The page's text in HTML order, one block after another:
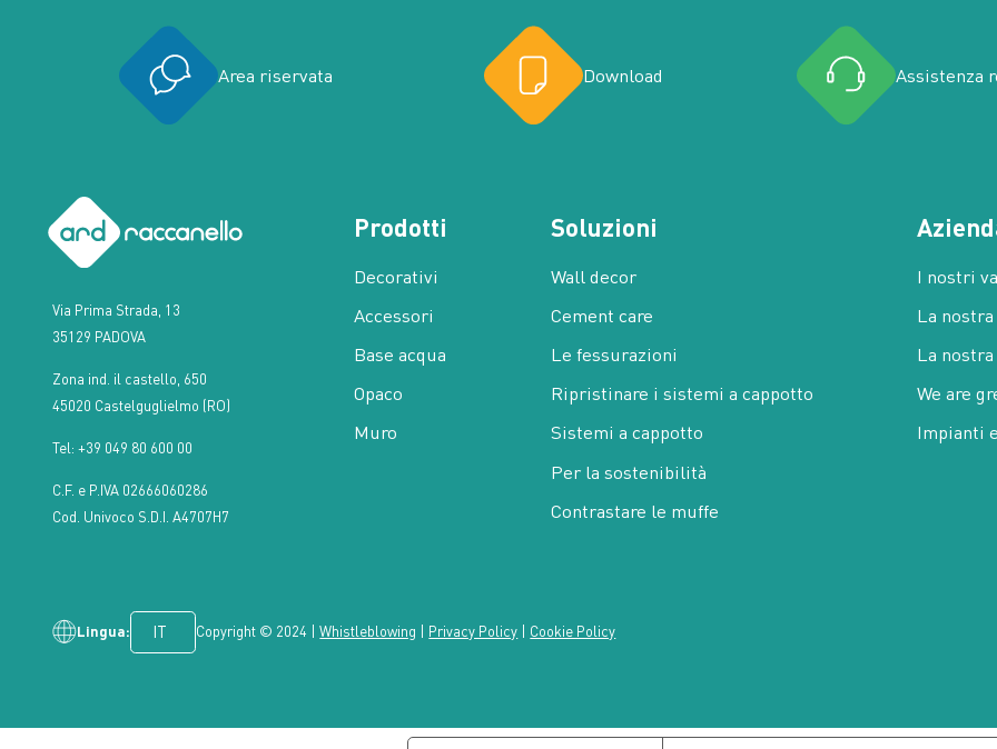
Area riservata Download Assistenza
Via Prima Strada, 13
35129 PADOVA
Zona ind. il castello, 650
45020 Castelguglielmo (RO)
Tel: +39 049 80 600 00
C.F. e P.IVA 02666060286
Cod. Univoco S.D.I. A4707H7
Prodotti
Decorativi
Accessori
Base acqua
Opaco
Muro
Soluzioni
Wall decor
Cement care
Le fessurazioni
Ripristinare i sistemi a cappotto
Sistemi a cappotto
Per la sostenibilità
Contrastare le muffe
I nostri
La
La
We are
Impianti
Lingua: Copyright © 2024 |Whistleblowing Privacy Policy Cookie Policy